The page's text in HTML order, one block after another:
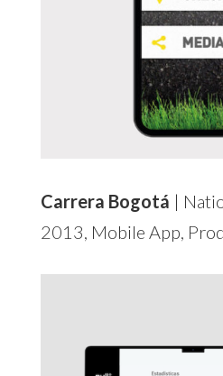
Carrera Bogotá |
2013, Mobile App,